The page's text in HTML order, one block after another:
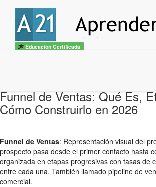
Educación Certificada
Funnel de Ventas: Qué Es,
Cómo Construirlo en 2026
Funnel de Ventas: Representación visual del
prospecto pasa desde el primer contacto hasta
organizada en etapas progresivas con tasas de
entre cada una. También llamado pipeline de
comercial.